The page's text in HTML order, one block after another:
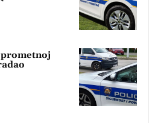
prometnoj